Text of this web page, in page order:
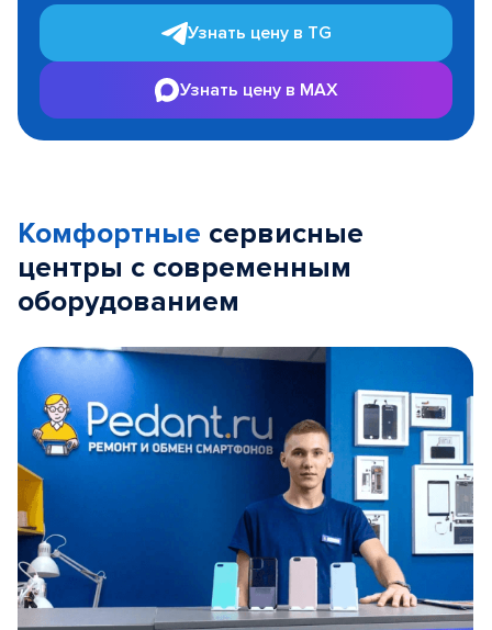
Узнать цену в TG
Узнать цену в MAX
Комфортные сервисные
центры с современным
оборудованием